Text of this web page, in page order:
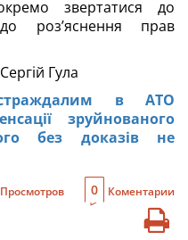
звертатися до
роз’яснення прав
Гула
в АТО
зруйнованого
без доказів не
Просмотров 0 Коментарии